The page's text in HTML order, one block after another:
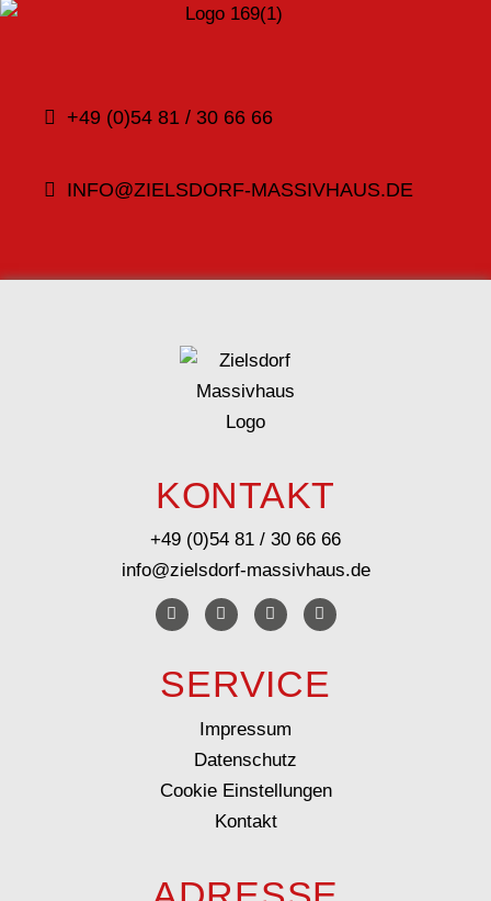
+49 (0)54 81 / 30 66 66
INFO@ZIELSDORF-MASSIVHAUS.DE
KONTAKT
+49 (0)54 81 / 30 66 66
info@zielsdorf-massivhaus.de
SERVICE
Impressum
Datenschutz
Cookie Einstellungen
Kontakt